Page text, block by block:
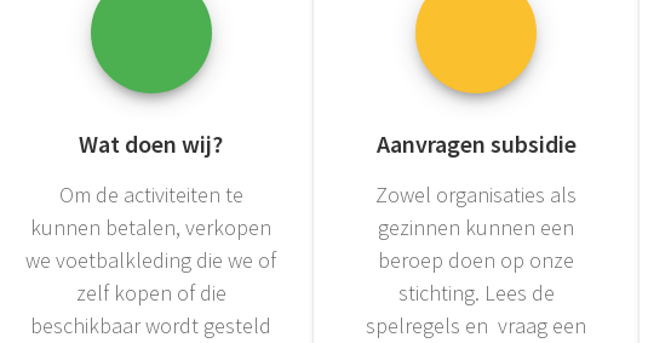
Wat doen wij?
Om de activiteiten te
kunnen betalen, verkopen
we voetbalkleding die we of
zelf kopen of die
beschikbaar wordt gesteld
Aanvragen subsidie
Zowel organisaties als
gezinnen kunnen een
beroep doen op onze
stichting. Lees de
spelregels en vraag een